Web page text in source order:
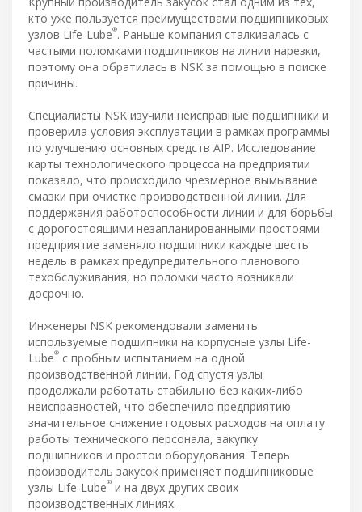
кто уже пользуется преимуществами подшипниковых
узлов Life-Lube®. Раньше компания сталкивалась с
частыми поломками подшипников на линии нарезки,
поэтому она обратилась в NSK за помощью в поиске
причины.
Специалисты NSK изучили неисправные подшипники и
проверила условия эксплуатации в рамках программы
по улучшению основных средств AIP. Исследование
карты технологического процесса на предприятии
показало, что происходило чрезмерное вымывание
смазки при очистке производственной линии. Для
поддержания работоспособности линии и для борьбы
с дорогостоящими незапланированными простоями
предприятие заменяло подшипники каждые шесть
недель в рамках предупредительного планового
техобслуживания, но поломки часто возникали
досрочно.
Инженеры NSK рекомендовали заменить
используемые подшипники на корпусные узлы Life-
Lube® с пробным испытанием на одной
производственной линии. Год спустя узлы
продолжали работать стабильно без каких-либо
неисправностей, что обеспечило предприятию
значительное снижение годовых расходов на оплату
работы технического персонала, закупку
подшипников и простои оборудования. Теперь
производитель закусок применяет подшипниковые
узлы Life-Lube® и на двух других своих
производственных линиях.